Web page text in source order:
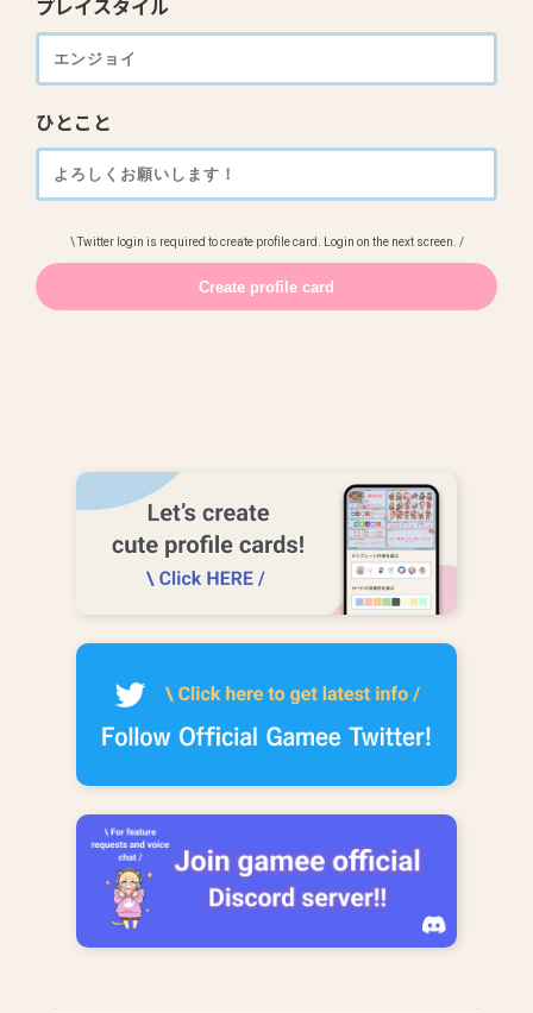
プレイスタイル
ひとこと
\ Twitter login is required to create profile card. Login on the next screen. /